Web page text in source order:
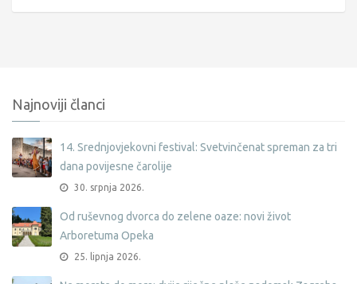
Najnoviji članci
14. Srednjovjekovni festival: Svetvinčenat spreman za tri
dana povijesne čarolije
30. srpnja 2026.
Od ruševnog dvorca do zelene oaze: novi život
Arboretuma Opeka
25. lipnja 2026.